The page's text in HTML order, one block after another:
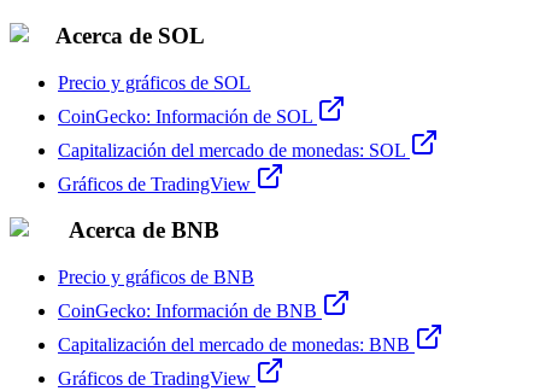
Acerca de SOL
Precio y gráficos de SOL
CoinGecko: Información de SOL
Capitalización del mercado de monedas: SOL
Gráficos de TradingView
Acerca de BNB
Precio y gráficos de BNB
CoinGecko: Información de BNB
Capitalización del mercado de monedas: BNB
Gráficos de TradingView